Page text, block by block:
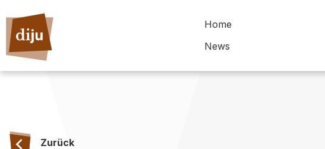
Home
News
Zurück